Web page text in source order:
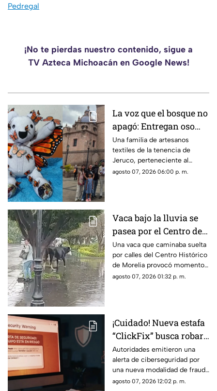
Pedregal
¡No te pierdas nuestro contenido, sigue a
TV Azteca Michoacán en Google News!
La voz que el bosque no
apagó: Entregan oso
memorial al hijo de
Homero Gómez.
Una familia de artesanos
textiles de la tenencia de
Jeruco, perteneciente al
municipio de Cuitzeo,
conocido como “El Guardián
de las Monarcas”, el cual fue
entregado a su hijo, Homero
Gómez Valencia, en la ciudad
de Morelia.
agosto 07, 2026 06:00 p. m.
Vaca bajo la lluvia se
pasea por el Centro de
Morelia y asusta a una
mujer
Una vaca que caminaba suelta
por calles del Centro Histórico
de Morelia provocó momentos
de sorpresa y susto entre
Niños Héroes.
agosto 07, 2026 01:32 p. m.
¡Cuidado! Nueva estafa
“ClickFix” busca robar
información desde tu
computadora
Autoridades emitieron una
alerta de ciberseguridad por
una nueva modalidad de fraude
conocida como “ClickFix”, una
agosto 07, 2026 12:02 p. m.